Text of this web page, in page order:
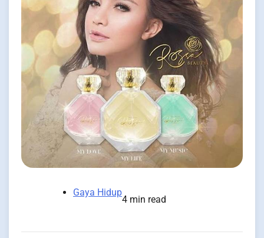
Gaya Hidup
4 min read